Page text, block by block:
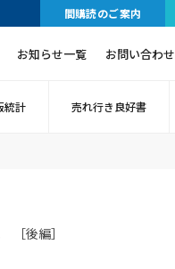
間購読のご案内
お知らせ一覧 お問い合わせ
統計 売れ行き良好書
［後編］